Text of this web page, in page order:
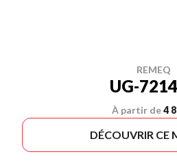
REMEQ
UG-
À partir de4
DÉCOUVRIR CE